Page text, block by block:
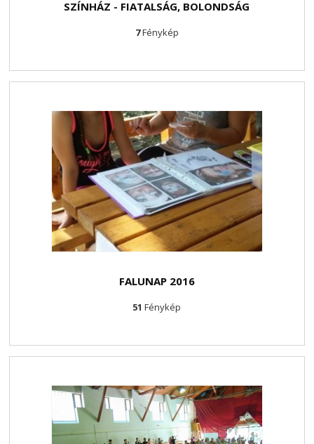
SZÍNHÁZ - FIATALSÁG, BOLONDSÁG
7Fénykép
FALUNAP 2016
51 Fénykép